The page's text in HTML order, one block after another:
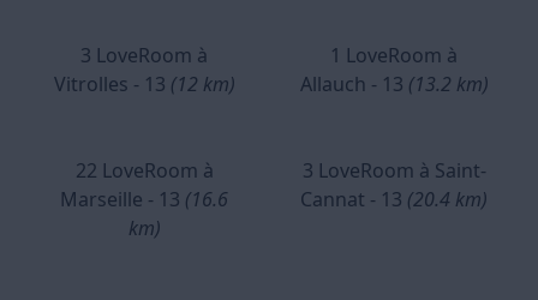
3 LoveRoom à
Vitrolles - 13 (12 km)
1 LoveRoom à
Allauch - 13 (13.2 km)
22 LoveRoom à
Marseille - 13 (16.6
km)
3 LoveRoom à Saint-
Cannat - 13 (20.4 km)